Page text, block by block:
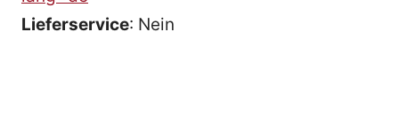
Lieferservice: Nein